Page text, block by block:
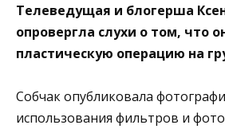
Телеведущая и блогерша
опровергла слухи о том, что
пластическую операцию на
Собчак опубликовала
использования фильтров и